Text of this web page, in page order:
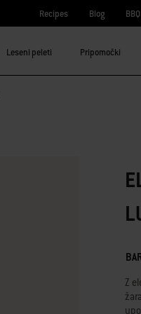
Recipes Blog
Leseni peleti Pripomočki
Z